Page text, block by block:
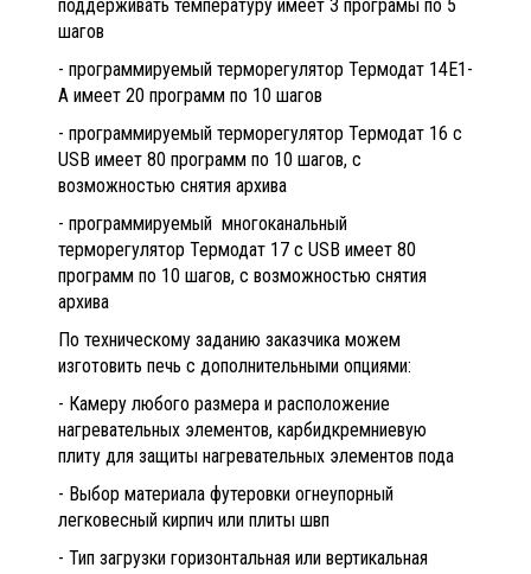
поддерживать температуру имеет 3 програмы по 5
шагов
- программируемый терморегулятор Термодат 14Е1-
А имеет 20 программ по 10 шагов
- программируемый терморегулятор Термодат 16 с
USB имеет 80 программ по 10 шагов, с
возможностью снятия архива
- программируемый многоканальный
терморегулятор Термодат 17 с USB имеет 80
программ по 10 шагов, с возможностью снятия
архива
По техническому заданию заказчика можем
изготовить печь с дополнительными опциями:
- Камеру любого размера и расположение
нагревательных элементов, карбидкремниевую
плиту для защиты нагревательных элементов пода
- Выбор материала футеровки огнеупорный
легковесный кирпич или плиты швп
- Тип загрузки горизонтальная или вертикальная